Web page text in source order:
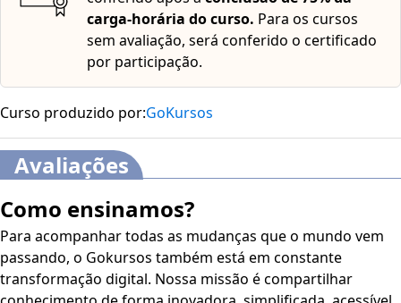
carga-horária do curso. Para os cursos
sem avaliação, será conferido o certificado
por participação.
Curso produzido por:GoKursos
Avaliações
Como ensinamos?
Para acompanhar todas as mudanças que o mundo vem
passando, o Gokursos também está em constante
transformação digital. Nossa missão é compartilhar